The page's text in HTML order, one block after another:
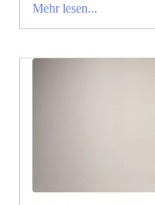
Mehr lesen...